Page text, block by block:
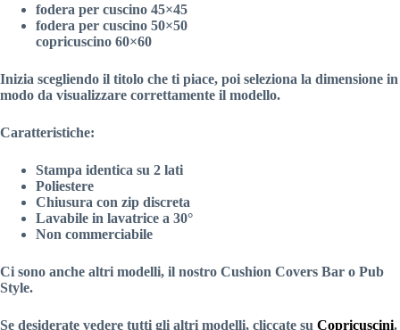
fodera per cuscino 45×45
fodera per cuscino 50×50
copricuscino 60×60
Inizia scegliendo il titolo che ti piace, poi seleziona la dimensione in
modo da visualizzare correttamente il modello.
Caratteristiche:
Stampa identica su 2 lati
Poliestere
Chiusura con zip discreta
Lavabile in lavatrice a 30°
Non commerciabile
Ci sono anche altri modelli, il nostro Cushion Covers Bar o Pub
Style.
Se desiderate vedere tutti gli altri modelli, cliccate su Copricuscini.